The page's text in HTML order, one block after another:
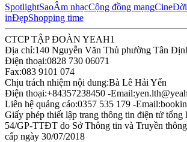
SpotlightSaoÂm nhạcCộng đồng mạngCineĐời
inĐẹpShopping time
CTCP TẬP ĐOÀN YEAH1
Địa chỉ:140 Nguyễn Văn Thủ phường Tân
Điện thoại:0828 730 06071
Fax:083 9101 074
Chịu trách nhiệm nội dung:Bà Lê Hải Yến
Điện thoại:+84357238450 -Email:
Liên hệ quảng cáo:0357 535 179 -Email:
Giấy phép thiết lập trang thông tin điện tử tổng
54/GP-TTĐT do Sở Thông tin và Truyền
cấp ngày 30/07/2018